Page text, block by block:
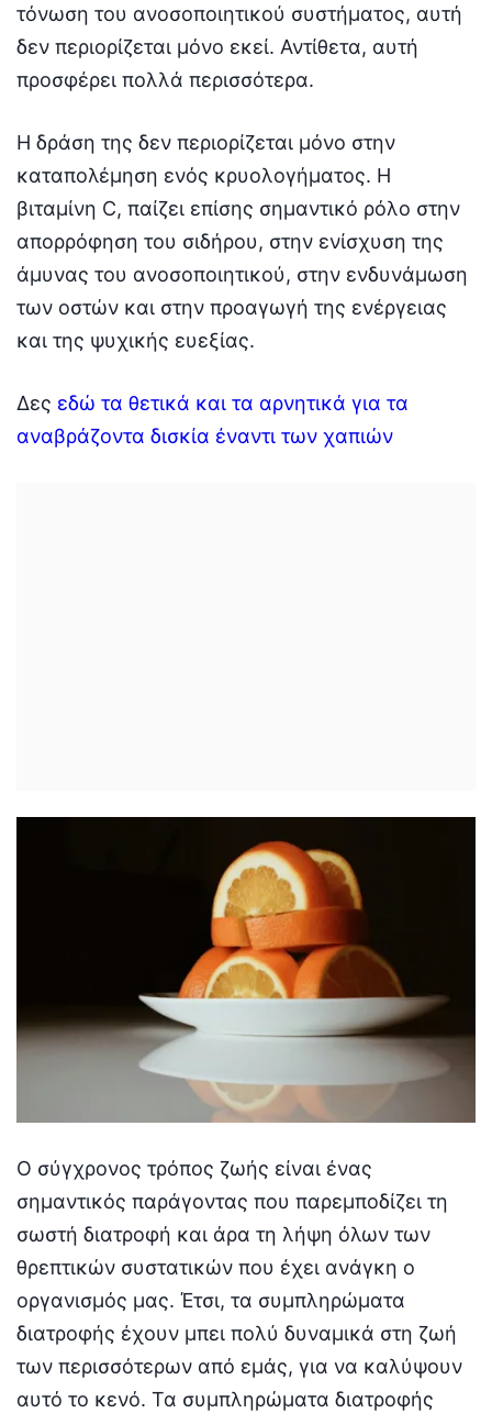
τόνωση του ανοσοποιητικού συστήματος, αυτή
δεν περιορίζεται μόνο εκεί. Αντίθετα, αυτή
προσφέρει πολλά περισσότερα.
Η δράση της δεν περιορίζεται μόνο στην
καταπολέμηση ενός κρυολογήματος. Η
βιταμίνη C, παίζει επίσης σημαντικό ρόλο στην
απορρόφηση του σιδήρου, στην ενίσχυση της
άμυνας του ανοσοποιητικού, στην ενδυνάμωση
των οστών και στην προαγωγή της ενέργειας
και της ψυχικής ευεξίας.
Δες εδώ τα θετικά και τα αρνητικά για τα
αναβράζοντα δισκία έναντι των χαπιών
O σύγχρονος τρόπος ζωής είναι ένας
σημαντικός παράγοντας που παρεμποδίζει τη
σωστή διατροφή και άρα τη λήψη όλων των
θρεπτικών συστατικών που έχει ανάγκη ο
οργανισμός μας. Έτσι, τα συμπληρώματα
διατροφής έχουν μπει πολύ δυναμικά στη ζωή
των περισσότερων από εμάς, για να καλύψουν
αυτό το κενό. Τα συμπληρώματα διατροφής